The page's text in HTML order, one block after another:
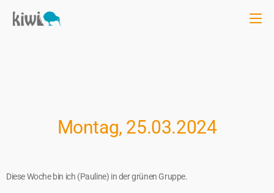
Montag, 25.03.2024
Diese Woche bin ich (Pauline) in der grünen Gruppe.